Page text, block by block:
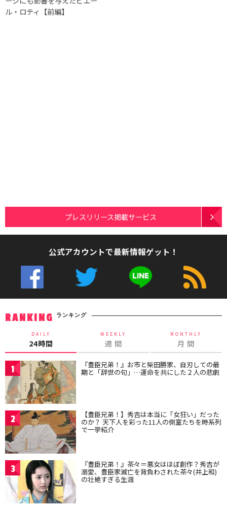
ル・ロティ【前編】
プレスリリース掲載サービス
公式アカウントで最新情報ゲット！
RANKING ランキング
DAILY
24時間
WEEKLY
週 間
MONTHLY
月 間
1 『豊臣兄弟！』お市と柴田勝家、自刃しての最
期と「辞世の句」…運命を共にした２人の悲劇
2 【豊臣兄弟！】秀吉は本当に「女狂い」だった
のか？ 天下人を彩った11人の側室たちを時系列
で一挙紹介
3 『豊臣兄弟！』茶々＝悪女はほぼ創作？秀吉が
溺愛、豊臣家滅亡を背負わされた茶々(井上和)
の壮絶すぎる生涯